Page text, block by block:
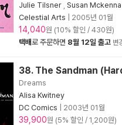
Julie Tilsner Susan Mckenna
Celestial Arts
2005년 01월
14,040원 (10% 할인 / 430원)
택배로 주문하면 8월 12일 출고 변
38. The Sandman
Dreams
Alisa Kwitney
DC Comics
2003년 01월
39,900원 (5% 할인 / 1,200원)